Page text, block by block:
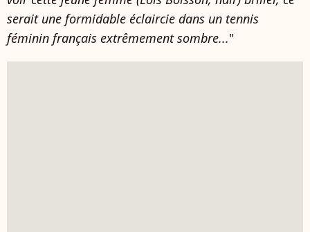
serait une formidable éclaircie dans un tennis
féminin français extrêmement sombre..."